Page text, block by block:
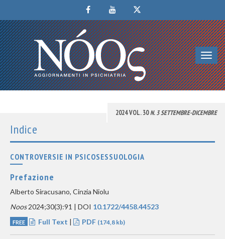
2024 VOL. 30N. 3 SETTEMBRE-DICEMBRE
Indice
CONTROVERSIE IN PSICOSESSUOLOGIA
Prefazione
Alberto Siracusano, Cinzia Niolu
Noos2024;30(3):91 | DOI 10.1722/4458.44523
FREE Full Text | PDF (174,8 kb)